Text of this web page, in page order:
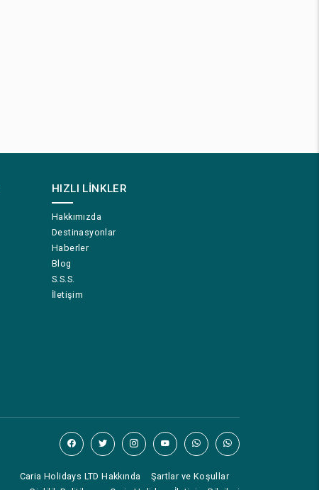
HIZLI LINKLER
Hakkımızda
Destinasyonlar
Haberler
Blog
S.S.S.
İletişim
Caria Holidays LTD Hakkında
Şartlar ve Koşullar